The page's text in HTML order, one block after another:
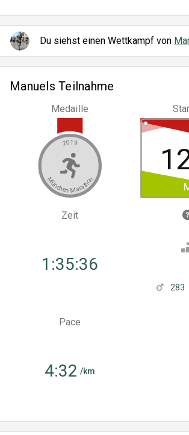
Du siehst einen Wettkampf von
Manuels Teilnahme
Medaille
München Marathon
2019
Zeit
1:35:36
283
Pace
4:32 /km